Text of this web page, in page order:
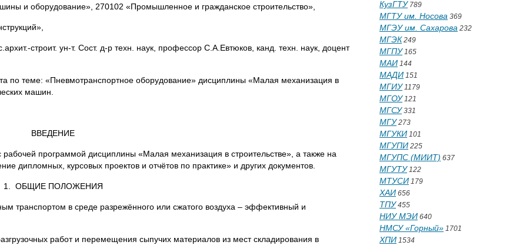
и оборудование», 270102 «Промышленное и гражданское строительство»,
строит. ун-т. Сост. д-р техн. наук, профессор С.А.Евтюков, канд. техн. наук, доцент
по теме: «Пневмотранспортное оборудование» дисциплины «Малая механизация в
машин.
ВВЕДЕНИЕ
рабочей программой дисциплины «Малая механизация в строительстве», а также на
курсовых проектов и отчётов по практике» и других документов.
1. ОБЩИЕ ПОЛОЖЕНИЯ
транспортом в среде разрежённого или сжатого воздуха – эффективный и
работ и перемещения сыпучих материалов из мест складирования в
КузГТУ789
МГТУ им. Носова 369
МГЭУ им. Сахарова 232
МГЭК 249
МГПУ165
МАИ 144
МАДИ 151
МГИУ1179
МГОУ121
МГСУ331
МГУ273
МГУКИ 101
МГУПИ 225
МГУПС (МИИТ) 637
МГУТУ122
МТУСИ 179
ХАИ 656
ТПУ455
НИУ МЭИ 640
НМСУ «Горный» 1701
ХПИ 1534